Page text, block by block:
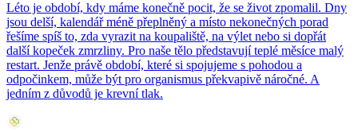
Léto je období, kdy máme konečně pocit, že se život zpomalil. Dny
jsou delší, kalendář méně přeplněný a místo nekonečných porad
řešíme spíš to, zda vyrazit na koupaliště, na výlet nebo si dopřát
další kopeček zmrzliny. Pro naše tělo představují teplé měsíce malý
restart. Jenže právě období, které si spojujeme s pohodou a
odpočinkem, může být pro organismus překvapivě náročné. A
jedním z důvodů je krevní tlak.